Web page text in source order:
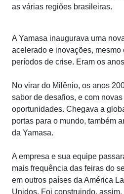
as várias regiões brasileiras.
A Yamasa inaugurava uma
acelerado e inovações,
períodos de crise. Eram os
No virar do Milênio, os anos
sabor de desafios, e com
oportunidades. Chegava a
portas para o mundo, também
da Yamasa.
A empresa e sua equipe
mais frequência das feiras do
em outros países da América
Unidos. Foi construindo,